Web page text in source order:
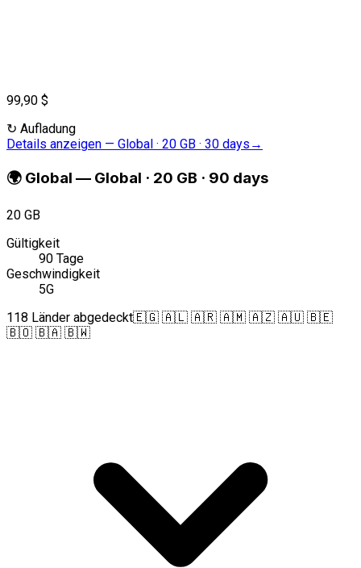
99,90 $
↻ Aufladung
Details anzeigen — Global · 20 GB · 30 days →
🌍 Global — Global · 20 GB · 90 days
20 GB
Gültigkeit
90 Tage
Geschwindigkeit
5G
118 Länder abgedeckt🇪🇬 🇦🇱 🇦🇷 🇦🇲 🇦🇿 🇦🇺 🇧🇪
🇧🇴 🇧🇦 🇧🇼